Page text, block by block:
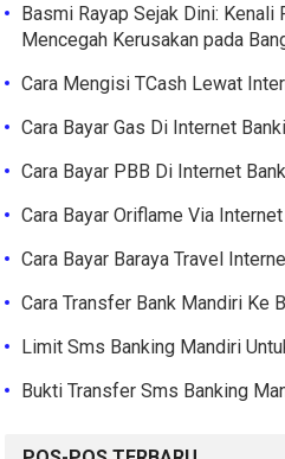
Basmi Rayap Sejak Dini: Kenali
Mencegah Kerusakan pada
Cara Mengisi TCash Lewat
Cara Bayar Gas Di Internet
Cara Bayar PBB Di Internet
Cara Bayar Oriflame Via
Cara Bayar Baraya Travel
Cara Transfer Bank Mandiri Ke
Limit Sms Banking Mandiri
Bukti Transfer Sms Banking